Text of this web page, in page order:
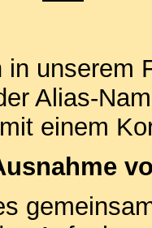
in unserem
Alias-
einem